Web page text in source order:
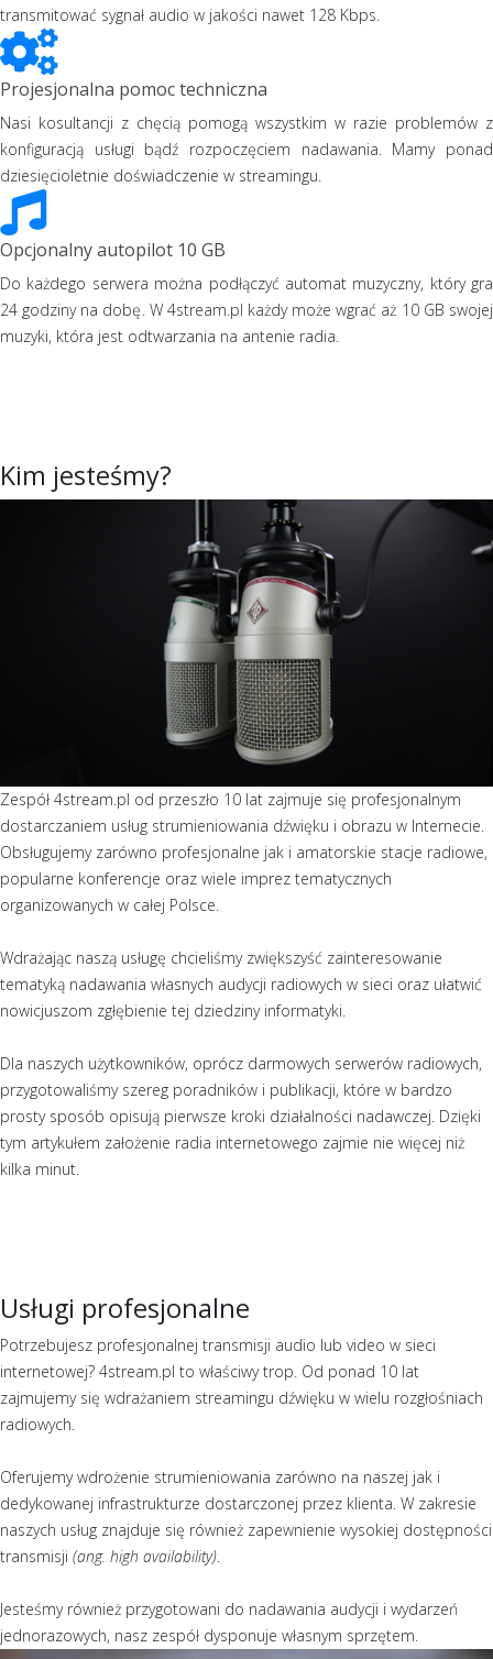
transmitować sygnał audio w jakości nawet 128 Kbps.
Projesjonalna pomoc techniczna
Nasi kosultancji z chęcią pomogą wszystkim w razie problemów z
konfiguracją usługi bądź rozpoczęciem nadawania. Mamy ponad
dziesięcioletnie doświadczenie w streamingu.
Opcjonalny autopilot 10 GB
Do każdego serwera można podłączyć automat muzyczny, który gra
24 godziny na dobę. W 4stream.pl każdy może wgrać aż 10 GB swojej
muzyki, która jest odtwarzania na antenie radia.
Kim jesteśmy?
Zespół 4stream.pl od przeszło 10 lat zajmuje się profesjonalnym
dostarczaniem usług strumieniowania dźwięku i obrazu w Internecie.
Obsługujemy zarówno profesjonalne jak i amatorskie stacje radiowe,
popularne konferencje oraz wiele imprez tematycznych
organizowanych w całej Polsce.
Wdrażając naszą usługę chcieliśmy zwiększyść zainteresowanie
tematyką nadawania własnych audycji radiowych w sieci oraz ułatwić
nowicjuszom zgłębienie tej dziedziny informatyki.
Dla naszych użytkowników, oprócz darmowych serwerów radiowych,
przygotowaliśmy szereg poradników i publikacji, które w bardzo
prosty sposób opisują pierwsze kroki działalności nadawczej. Dzięki
tym artykułem założenie radia internetowego zajmie nie więcej niż
kilka minut.
Usługi profesjonalne
Potrzebujesz profesjonalnej transmisji audio lub video w sieci
internetowej? 4stream.pl to właściwy trop. Od ponad 10 lat
zajmujemy się wdrażaniem streamingu dźwięku w wielu rozgłośniach
radiowych.
Oferujemy wdrożenie strumieniowania zarówno na naszej jak i
dedykowanej infrastrukturze dostarczonej przez klienta. W zakresie
naszych usług znajduje się również zapewnienie wysokiej dostępności
transmisji (ang. high availability).
Jesteśmy również przygotowani do nadawania audycji i wydarzeń
jednorazowych, nasz zespół dysponuje własnym sprzętem.